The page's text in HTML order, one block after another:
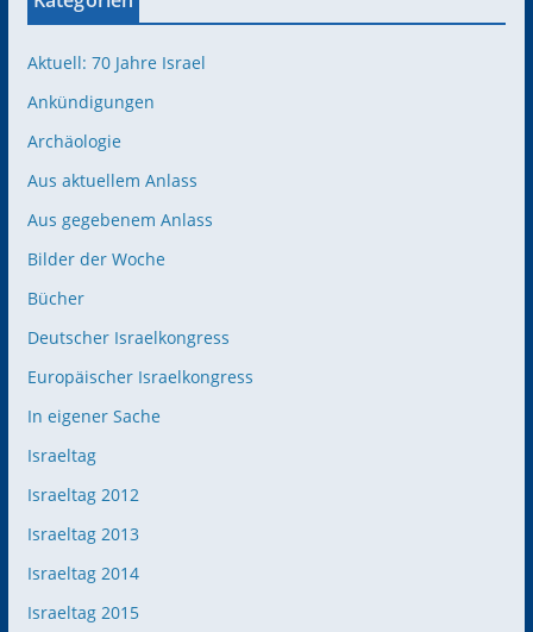
Aktuell: 70 Jahre Israel
Ankündigungen
Archäologie
Aus aktuellem Anlass
Aus gegebenem Anlass
Bilder der Woche
Bücher
Deutscher Israelkongress
Europäischer Israelkongress
In eigener Sache
Israeltag
Israeltag 2012
Israeltag 2013
Israeltag 2014
Israeltag 2015